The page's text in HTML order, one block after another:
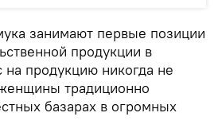
занимают первые позиции
продукции в
на продукцию никогда не
традиционно
базарах в огромных